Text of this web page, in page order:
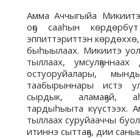
Амма Аччыгыйа
оҕо сааһын
эппиттэриттэн
быһыылаах. Микиитэ
тыллаах, умсулҕаннаах
остуоруйалары,
таабырыннары истэ
сырдык, аламаҕай,
тардыһыыта күүстээх.
тыллаах суруйааччы
итиннэ сыттаҕа, дии